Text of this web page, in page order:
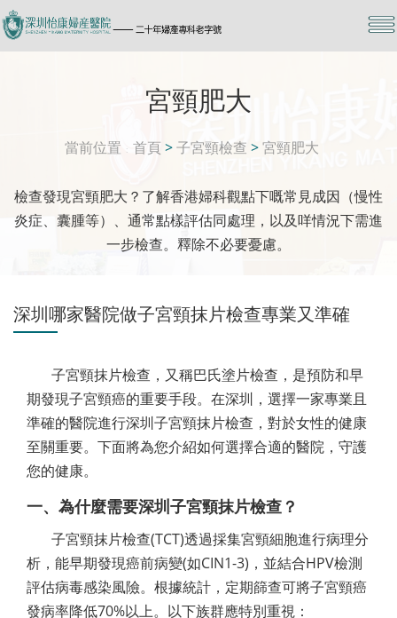
宮頸肥大
當前位置 首頁 >子宮頸檢查 >宮頸肥大
檢查發現宮頸肥大？了解香港婦科觀點下嘅常見成因（慢性
炎症、囊腫等）、通常點樣評估同處理，以及咩情況下需進
一步檢查。釋除不必要憂慮。
深圳哪家醫院做子宮頸抹片檢查專業又準確
子宮頸抹片檢查，又稱巴氏塗片檢查，是預防和早
期發現子宮頸癌的重要手段。在深圳，選擇一家專業且
準確的醫院進行深圳子宮頸抹片檢查，對於女性的健康
至關重要。下面將為您介紹如何選擇合適的醫院，守護
您的健康。
一、為什麼需要深圳子宮頸抹片檢查？
子宮頸抹片檢查(TCT)透過採集宮頸細胞進行病理分
析，能早期發現癌前病變(如CIN1-3)，並結合HPV檢測
評估病毒感染風險。根據統計，定期篩查可將子宮頸癌
發病率降低70%以上。以下族群應特別重視：